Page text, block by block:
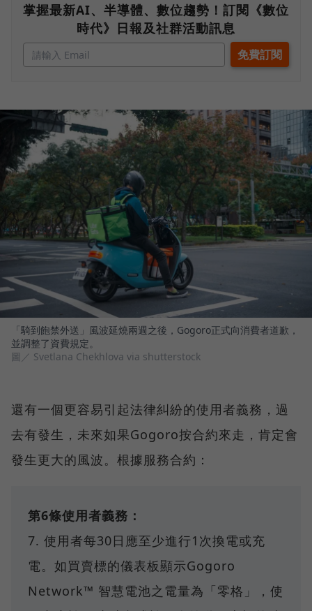
掌握最新AI、半導體、數位趨勢！訂閱《數位
時代》日報及社群活動訊息
「騎到飽禁外送」風波延燒兩週之後，Gogoro正式向消費者道歉，
並調整了資費規定。
圖／ Svetlana Chekhlova via shutterstock
還有一個更容易引起法律糾紛的使用者義務，過
去有發生，未來如果Gogoro按合約來走，肯定會
發生更大的風波。根據服務合約：
第6條使用者義務：
7. 使用者每30日應至少進行1次換電或充
電。如買賣標的儀表板顯示Gogoro
Network™ 智慧電池之電量為「零格」，使